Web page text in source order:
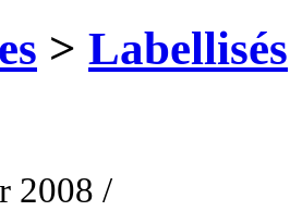
> Labellisés
2008 /